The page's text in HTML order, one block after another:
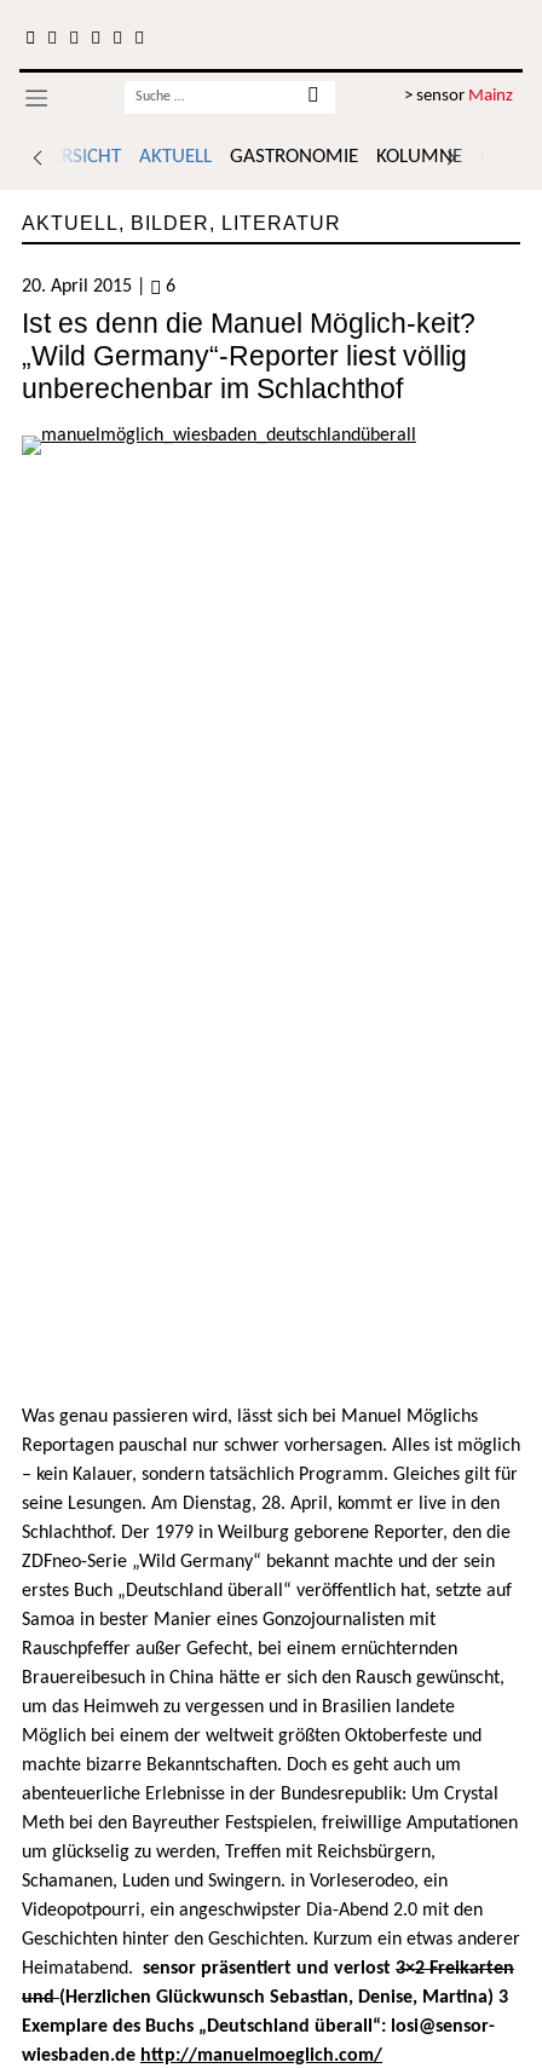
Username > sensor Mainz
ÜBERSICHT AKTUELL GASTRONOMIE KOLUMNE
AKTUELL, BILDER, LITERATUR
20. April 2015 6
Ist es denn die Manuel Möglich-keit?
„Wild Germany“-Reporter liest völlig
unberechenbar im Schlachthof
Was genau passieren wird, lässt sich bei Manuel Möglichs
Reportagen pauschal nur schwer vorhersagen. Alles ist möglich
– kein Kalauer, sondern tatsächlich Programm. Gleiches gilt für
seine Lesungen. Am Dienstag, 28. April, kommt er live in den
Schlachthof. Der 1979 in Weilburg geborene Reporter, den die
ZDFneo-Serie „Wild Germany“ bekannt machte und der sein
erstes Buch „Deutschland überall“ veröffentlich hat, setzte auf
Samoa in bester Manier eines Gonzojournalisten mit
Rauschpfeffer außer Gefecht, bei einem ernüchternden
Brauereibesuch in China hätte er sich den Rausch gewünscht,
um das Heimweh zu vergessen und in Brasilien landete
Möglich bei einem der weltweit größten Oktoberfeste und
machte bizarre Bekanntschaften. Doch es geht auch um
abenteuerliche Erlebnisse in der Bundesrepublik: Um Crystal
Meth bei den Bayreuther Festspielen, freiwillige Amputationen
um glückselig zu werden, Treffen mit Reichsbürgern,
Schamanen, Luden und Swingern. in Vorleserodeo, ein
Videopotpourri, ein angeschwipster Dia-Abend 2.0 mit den
Geschichten hinter den Geschichten. Kurzum ein etwas anderer
Heimatabend. sensor präsentiert und verlost 3×2 Freikarten
und(Herzlichen Glückwunsch Sebastian, Denise, Martina) 3
Exemplare des Buchs „Deutschland überall“: losi@sensor-
wiesbaden.de http://manuelmoeglich.com/